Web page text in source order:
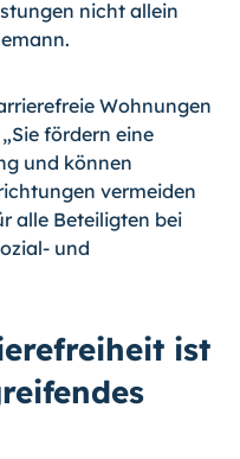
nicht allein
Wohnungen
fördern eine
und können
vermeiden
alle Beteiligten bei
und
ist